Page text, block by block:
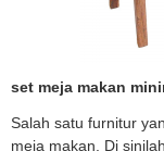
set meja makan
Salah satu furnitur
meja makan. Di